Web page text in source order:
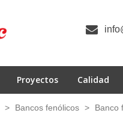
Proyectos Calidad
> Bancos fenólicos > Banco